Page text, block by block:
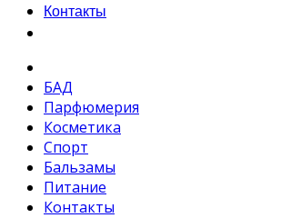
Контакты
БАД
Парфюмерия
Косметика
Спорт
Бальзамы
Питание
Контакты